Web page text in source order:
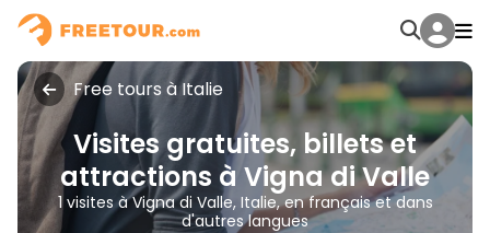
Free tours à Italie
Visites gratuites, billets et
attractions à Vigna di Valle
1 visites à Vigna di Valle, Italie, en français et dans
d'autres langues